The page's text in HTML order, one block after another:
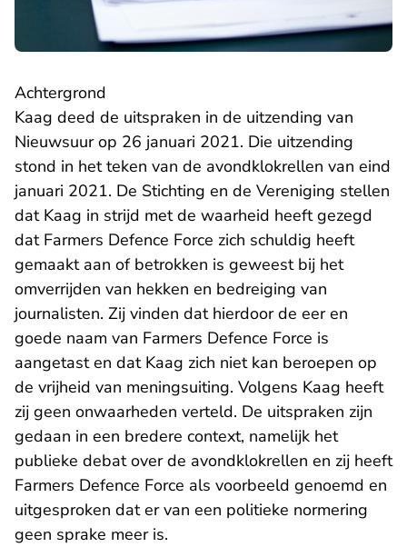
Achtergrond
Kaag deed de uitspraken in de uitzending van
Nieuwsuur op 26 januari 2021. Die uitzending
stond in het teken van de avondklokrellen van eind
januari 2021. De Stichting en de Vereniging stellen
dat Kaag in strijd met de waarheid heeft gezegd
dat Farmers Defence Force zich schuldig heeft
gemaakt aan of betrokken is geweest bij het
omverrijden van hekken en bedreiging van
journalisten. Zij vinden dat hierdoor de eer en
goede naam van Farmers Defence Force is
aangetast en dat Kaag zich niet kan beroepen op
de vrijheid van meningsuiting. Volgens Kaag heeft
zij geen onwaarheden verteld. De uitspraken zijn
gedaan in een bredere context, namelijk het
publieke debat over de avondklokrellen en zij heeft
Farmers Defence Force als voorbeeld genoemd en
uitgesproken dat er van een politieke normering
geen sprake meer is.